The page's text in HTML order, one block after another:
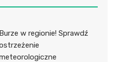
Burze w regionie! Sprawdź